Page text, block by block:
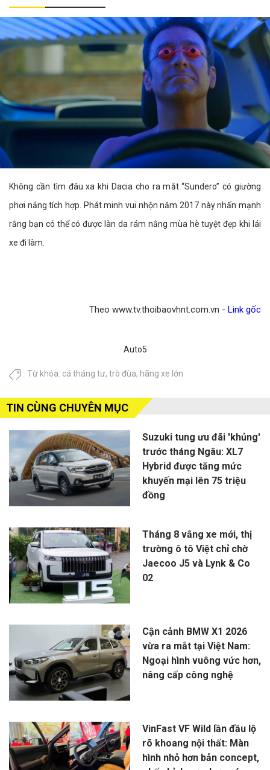
Không cần tìm đâu xa khi Dacia cho ra mắt “Sundero” có giường
phơi nắng tích hợp. Phát minh vui nhộn năm 2017 này nhấn mạnh
rằng bạn có thể có được làn da rám nắng mùa hè tuyệt đẹp khi lái
xe đi làm.
Theo www.tv.thoibaovhnt.com.vn - Link gốc
Auto5
Từ khóa: cá tháng tư, trò đùa, hãng xe lớn
TIN CÙNG CHUYÊN MỤC
Suzuki tung ưu đãi 'khủng'
trước tháng Ngâu: XL7
Hybrid được tăng mức
khuyến mại lên 75 triệu
đồng
Tháng 8 vắng xe mới, thị
trường ô tô Việt chỉ chờ
Jaecoo J5 và Lynk & Co
02
Cận cảnh BMW X1 2026
vừa ra mắt tại Việt Nam:
Ngoại hình vuông vức hơn,
nâng cấp công nghệ
VinFast VF Wild lần đầu lộ
rõ khoang nội thất: Màn
hình nhỏ hơn bản concept,